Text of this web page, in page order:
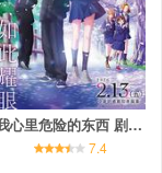
我心里危险的东西 剧场版
7.4